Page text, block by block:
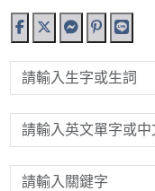
請輸入生字或生詞
請輸入英文單字或中文
請輸入關鍵字